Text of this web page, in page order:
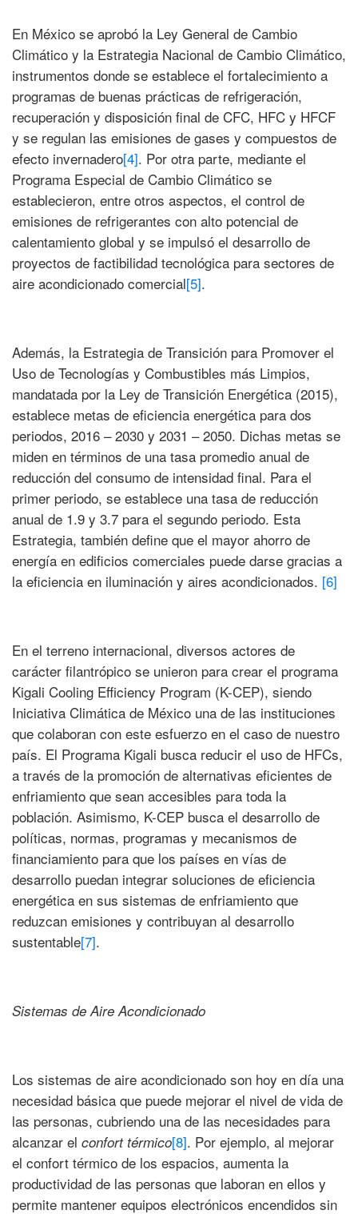
En México se aprobó la Ley General de Cambio
Climático y la Estrategia Nacional de Cambio Climático,
instrumentos donde se establece el fortalecimiento a
programas de buenas prácticas de refrigeración,
recuperación y disposición final de CFC, HFC y HFCF
y se regulan las emisiones de gases y compuestos de
efecto invernadero[4]. Por otra parte, mediante el
Programa Especial de Cambio Climático se
establecieron, entre otros aspectos, el control de
emisiones de refrigerantes con alto potencial de
calentamiento global y se impulsó el desarrollo de
proyectos de factibilidad tecnológica para sectores de
aire acondicionado comercial[5].
Además, la Estrategia de Transición para Promover el
Uso de Tecnologías y Combustibles más Limpios,
mandatada por la Ley de Transición Energética (2015),
establece metas de eficiencia energética para dos
periodos, 2016 – 2030 y 2031 – 2050. Dichas metas se
miden en términos de una tasa promedio anual de
reducción del consumo de intensidad final. Para el
primer periodo, se establece una tasa de reducción
anual de 1.9 y 3.7 para el segundo periodo. Esta
Estrategia, también define que el mayor ahorro de
energía en edificios comerciales puede darse gracias a
la eficiencia en iluminación y aires acondicionados. [6]
En el terreno internacional, diversos actores de
carácter filantrópico se unieron para crear el programa
Kigali Cooling Efficiency Program (K-CEP), siendo
Iniciativa Climática de México una de las instituciones
que colaboran con este esfuerzo en el caso de nuestro
país. El Programa Kigali busca reducir el uso de HFCs,
a través de la promoción de alternativas eficientes de
enfriamiento que sean accesibles para toda la
población. Asimismo, K-CEP busca el desarrollo de
políticas, normas, programas y mecanismos de
financiamiento para que los países en vías de
desarrollo puedan integrar soluciones de eficiencia
energética en sus sistemas de enfriamiento que
reduzcan emisiones y contribuyan al desarrollo
sustentable[7].
Sistemas de Aire Acondicionado
Los sistemas de aire acondicionado son hoy en día una
necesidad básica que puede mejorar el nivel de vida de
las personas, cubriendo una de las necesidades para
alcanzar el confort térmico[8]. Por ejemplo, al mejorar
el confort térmico de los espacios, aumenta la
productividad de las personas que laboran en ellos y
permite mantener equipos electrónicos encendidos sin